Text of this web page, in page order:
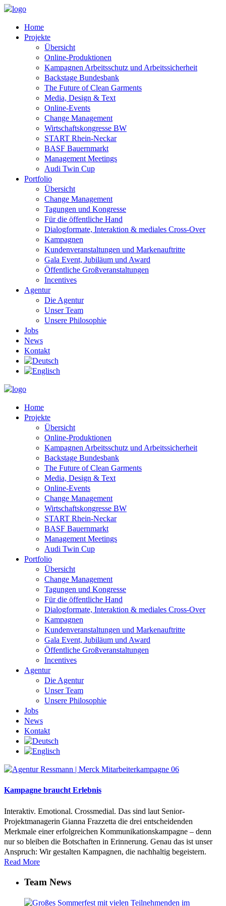
Home
Projekte
Übersicht
Online-Produktionen
Kampagnen Arbeitsschutz und Arbeitssicherheit
Backstage Bundesbank
The Future of Clean Garments
Media, Design & Text
Online-Events
Change Management
Wirtschaftskongresse BW
START Rhein-Neckar
BASF Bauernmarkt
Management Meetings
Audi Twin Cup
Portfolio
Übersicht
Change Management
Tagungen und Kongresse
Für die öffentliche Hand
Dialogformate, Interaktion & mediales Cross-Over
Kampagnen
Kundenveranstaltungen und Markenauftritte
Gala Event, Jubiläum und Award
Öffentliche Großveranstaltungen
Incentives
Agentur
Die Agentur
Unser Team
Unsere Philosophie
Jobs
News
Kontakt
Home
Projekte
Übersicht
Online-Produktionen
Kampagnen Arbeitsschutz und Arbeitssicherheit
Backstage Bundesbank
The Future of Clean Garments
Media, Design & Text
Online-Events
Change Management
Wirtschaftskongresse BW
START Rhein-Neckar
BASF Bauernmarkt
Management Meetings
Audi Twin Cup
Portfolio
Übersicht
Change Management
Tagungen und Kongresse
Für die öffentliche Hand
Dialogformate, Interaktion & mediales Cross-Over
Kampagnen
Kundenveranstaltungen und Markenauftritte
Gala Event, Jubiläum und Award
Öffentliche Großveranstaltungen
Incentives
Agentur
Die Agentur
Unser Team
Unsere Philosophie
Jobs
News
Kontakt
Kampagne braucht Erlebnis
Interaktiv. Emotional. Crossmedial. Das sind laut Senior-
Projektmanagerin Gianna Frazzetta die drei entscheidenden
Merkmale einer erfolgreichen Kommunikationskampagne – denn
nur so bleiben die Botschaften in Erinnerung. Genau das ist unser
Anspruch: Wir gestalten Kampagnen, die nachhaltig begeistern.
Read More
Team News